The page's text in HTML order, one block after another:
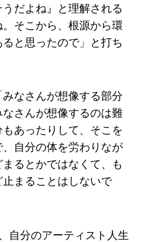
だよね』と理解される
そこから、根源から環
と思ったので」と打ち
なさんが想像する部分
さんが想像するのは難
あったりして、そこを
自分の体を労わりなが
るとかではなくて、も
まることはしないで
自分のアーティスト人生